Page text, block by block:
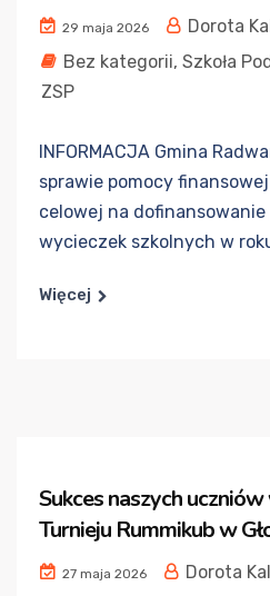
29 maja 2026
Dorota
Bez kategorii, Szkoła
ZSP
INFORMACJA Gmina
sprawie pomocy
celowej na
wycieczek szkolnych w
Więcej
Sukces naszych
Turnieju Rummikub w
27 maja 2026
Dorota